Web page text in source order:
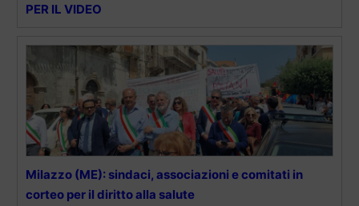
PER IL VIDEO
Milazzo (ME): sindaci, associazioni e comitati in
corteo per il diritto alla salute